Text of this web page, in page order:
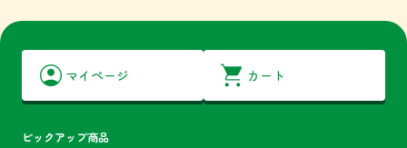
マイページ カート
ピックアップ商品